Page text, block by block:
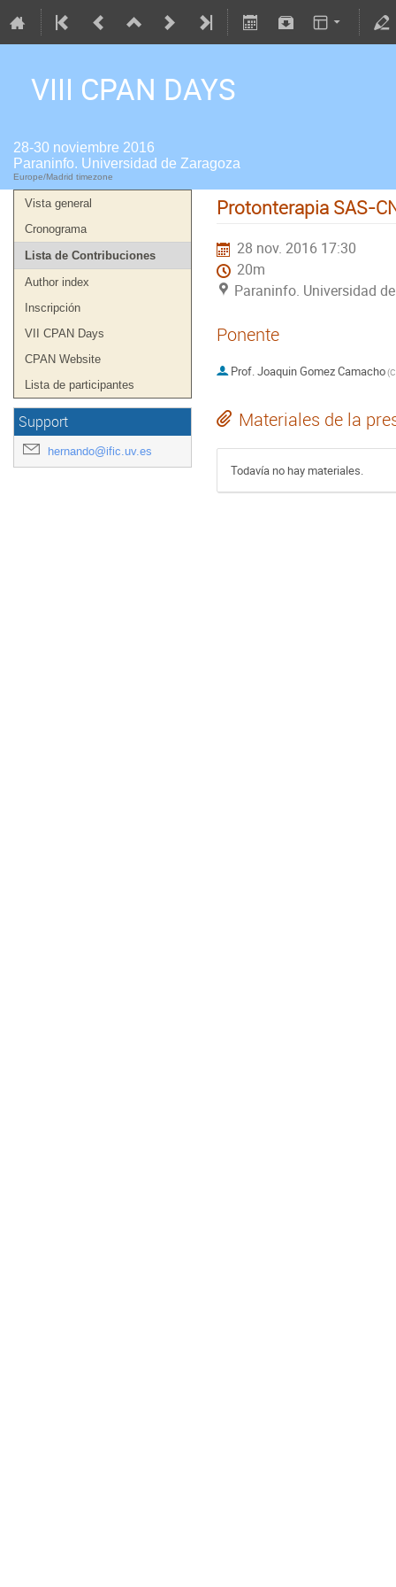
VIII CPAN DAYS
28-30 noviembre 2016
Paraninfo. Universidad de Zaragoza
Europe/Madrid timezone
Vista general
Cronograma
Lista de Contribuciones
Author index
Inscripción
VII CPAN Days
CPAN Website
Lista de participantes
Support
hernando@ific.uv.es
Protonterapia SAS-
28 nov. 2016 17:30
20m
Paraninfo. Universidad
Ponente
Prof.Joaquin Gomez Camacho(
Materiales de la
Todavía no hay materiales.